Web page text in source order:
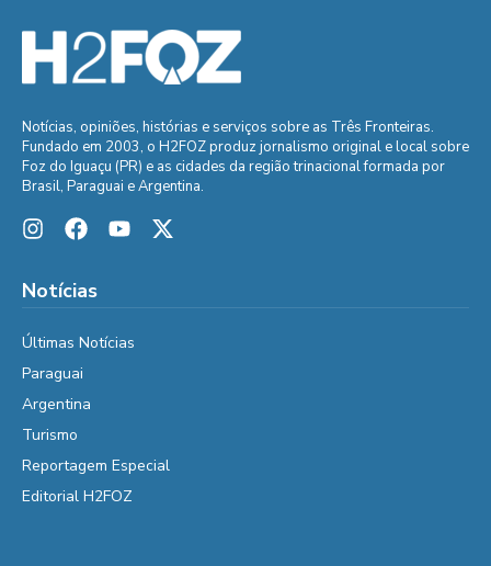
Notícias, opiniões, histórias e serviços sobre as Três Fronteiras.
Fundado em 2003, o H2FOZ produz jornalismo original e local sobre
Foz do Iguaçu (PR) e as cidades da região trinacional formada por
Brasil, Paraguai e Argentina.
Notícias
Últimas Notícias
Paraguai
Argentina
Turismo
Reportagem Especial
Editorial H2FOZ